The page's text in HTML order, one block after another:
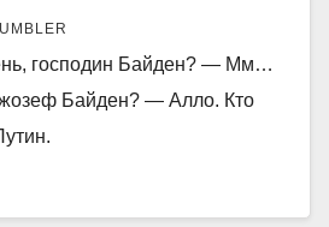
господин Байден? — Мм…
Байден? — Алло. Кто